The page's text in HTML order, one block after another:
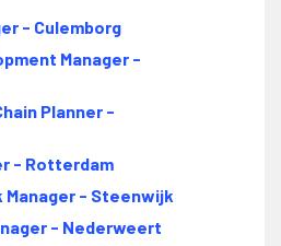
- Culemborg
Manager -
Planner -
- Rotterdam
- Steenwijk
- Nederweert